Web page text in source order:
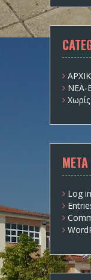
ΝΕΑ-
META
Log in